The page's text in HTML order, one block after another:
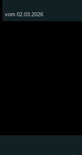
vom 02.03.2026